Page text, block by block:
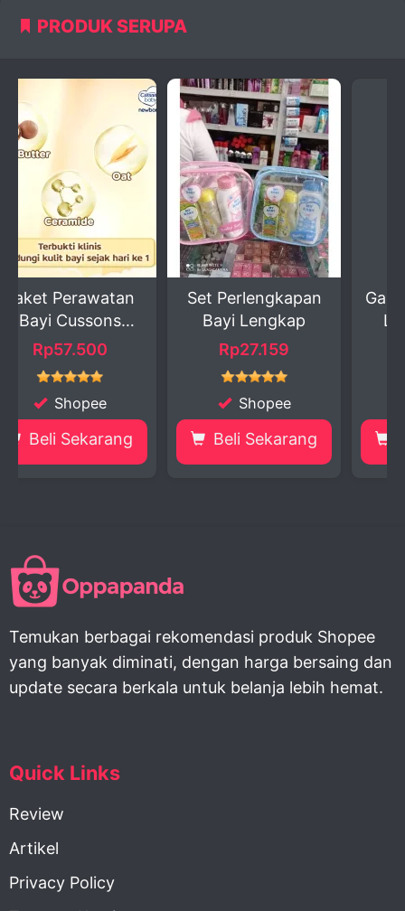
PRODUK SERUPA
Set Perlengkapan
Bayi Lengkap
Rp27.159
Beli Sekarang
Gantungan Kunci &
Liontin Lucu ...
Rp13.999
Beli Sekarang
Temukan berbagai rekomendasi produk Shopee
yang banyak diminati, dengan harga bersaing dan
update secara berkala untuk belanja lebih hemat.
Quick Links
Review
Artikel
Privacy Policy